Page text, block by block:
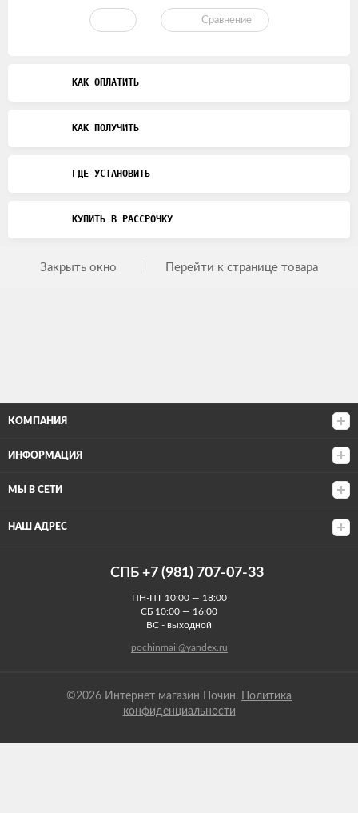
Сравнение
КАК ОПЛАТИТЬ
КАК ПОЛУЧИТЬ
ГДЕ УСТАНОВИТЬ
КУПИТЬ В РАССРОЧКУ
Закрыть окно Перейти к странице товара
КОМПАНИЯ
ИНФОРМАЦИЯ
МЫ В СЕТИ
НАШ АДРЕС
СПБ +7 (981) 707-07-33
ПН-ПТ 10:00 — 18:00
СБ 10:00 — 16:00
ВС - выходной
pochinmail@yandex.ru
©2026 Интернет магазин Почин.
Политика
конфиденциальности